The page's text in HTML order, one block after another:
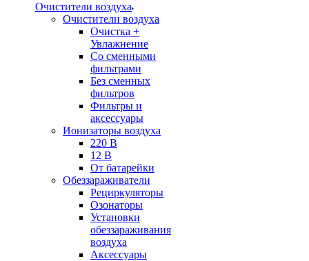
Очистители воздуха
Очистители воздуха
Очистка +
Увлажнение
Cо сменными
фильтрами
Без сменных
фильтров
Фильтры и
аксессуары
Ионизаторы воздуха
220 В
12 В
От батарейки
Обеззараживатели
Рециркуляторы
Озонаторы
Установки
обеззараживания
воздуха
Аксессуары